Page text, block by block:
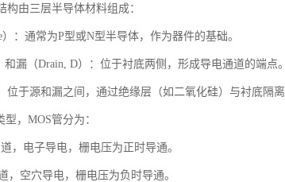
构由三层半导体材料组成：
）：通常为P型或N型半导体，作为器件的基础。
和漏（Drain, D）：位于衬底两侧，形成导电通道的端点。
位于源和漏之间，通过绝缘层（如二氧化硅）与衬底隔离
，MOS管分为：
，电子导电，栅电压为正时导通。
，空穴导电，栅电压为负时导通。